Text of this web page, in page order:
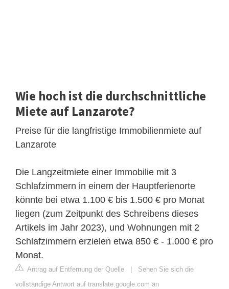
Wie hoch ist die durchschnittliche
Miete auf Lanzarote?
Preise für die langfristige Immobilienmiete auf
Lanzarote
Die Langzeitmiete einer Immobilie mit 3
Schlafzimmern in einem der Hauptferienorte
könnte bei etwa 1.100 € bis 1.500 € pro Monat
liegen (zum Zeitpunkt des Schreibens dieses
Artikels im Jahr 2023), und Wohnungen mit 2
Schlafzimmern erzielen etwa 850 € - 1.000 € pro
Monat.
Antrag auf Entfernung der Quelle
Sehen Sie sich die
vollständige Antwort auf translate.google.com an